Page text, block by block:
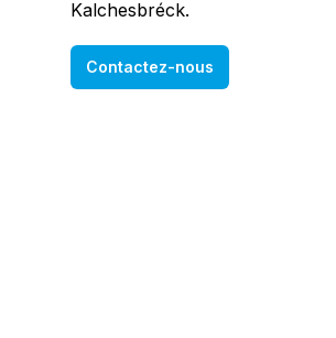
Kalchesbréck.
Contactez-nous